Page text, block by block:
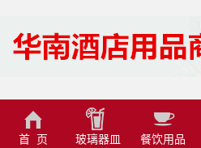
首 页 玻璃器皿 餐饮用品